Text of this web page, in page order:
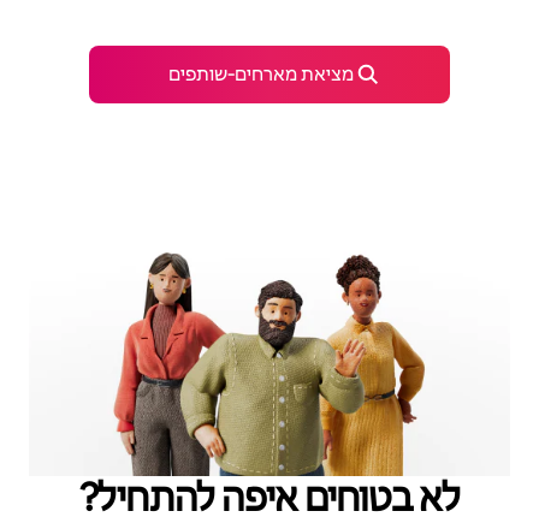
מציאת מארחים‑שותפים
לא בטוחים איפה להתחיל?